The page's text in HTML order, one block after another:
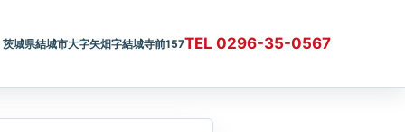
茨城県結城市大字矢畑字結城寺前157TEL 0296-35-0567